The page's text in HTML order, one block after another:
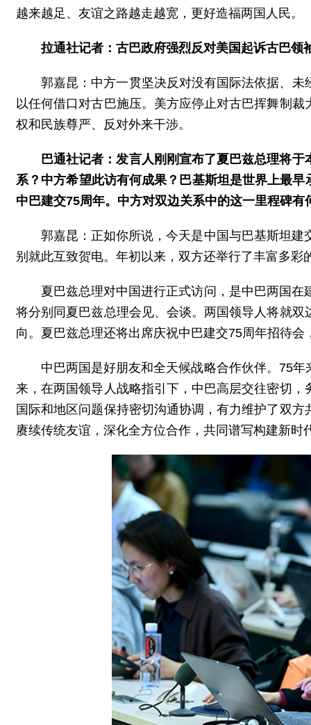
越来越足、友谊之路越走越宽，更好造福两国人民。
拉通社记者：古巴政府强烈反对美国起诉古巴领
郭嘉昆：中方一贯坚决反对没有国际法依据、
以任何借口对古巴施压。美方应停止对古巴挥舞制
权和民族尊严、反对外来干涉。
巴通社记者：发言人刚刚宣布了夏巴兹总理将
系？中方希望此访有何成果？巴基斯坦是世界上最
中巴建交75周年。中方对双边关系中的这一里程碑有
郭嘉昆：正如你所说，今天是中国与巴基斯坦
别就此互致贺电。年初以来，双方还举行了丰富多彩
夏巴兹总理对中国进行正式访问，是中巴两国
将分别同夏巴兹总理会见、会谈。两国领导人将就
向。夏巴兹总理还将出席庆祝中巴建交75周年招待会
中巴两国是好朋友和全天候战略合作伙伴。75
来，在两国领导人战略指引下，中巴高层交往密切
国际和地区问题保持密切沟通协调，有力维护了双
赓续传统友谊，深化全方位合作，共同谱写构建新